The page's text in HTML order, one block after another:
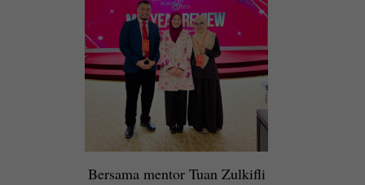
Bersama mentor Tuan Zulkifli